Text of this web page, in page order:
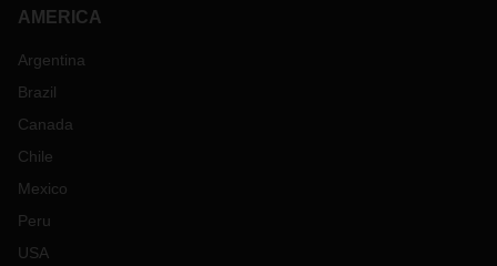
AMERICA
Argentina
Brazil
Canada
Chile
Mexico
Peru
USA